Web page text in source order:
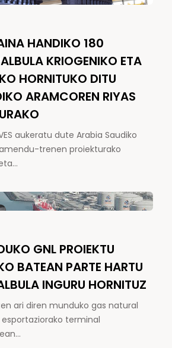
HANDIKO 180
KRIOGENIKO ETA
HORNITUKO DITU
ARAMCOREN RIYAS
aukeratu dute Arabia Saudiko
trenen proiekturako
GNL PROIEKTU
BATEAN PARTE HARTU
INGURU HORNITUZ
ari diren munduko gas natural
terminal